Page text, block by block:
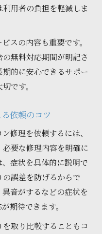
用者の負担を軽減しま
スの内容も重要です。
無料対応期間が明記さ
的に安心できるサポー
です。
依頼のコツ
修理を依頼するには、
要な修理内容を明確に
症状を具体的に説明で
誤差を防げるからで
音がするなどの症状を
期待できます。
取り比較することもコ